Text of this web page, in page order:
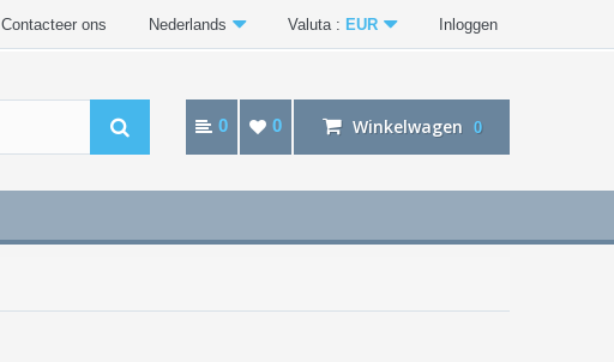
Inloggen
Valuta : EUR
Nederlands
Contacteer ons
0 0 Winkelwagen 0